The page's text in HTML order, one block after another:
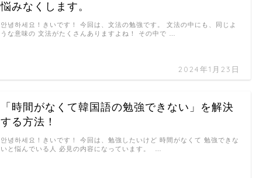
悩みなくします。
2024年1月23日
안녕하세요！きいです！ 今回は、文法の勉強です。 文法の中にも、同じよ
うな意味の 文法がたくさんありますよね！ その中で …
「時間がなくて韓国語の勉強できない」を解決
する方法！
안녕하세요！きいです！ 今回は、勉強したいけど 時間がなくて 勉強できな
いと悩んでいる人 必見の内容になっています。 …